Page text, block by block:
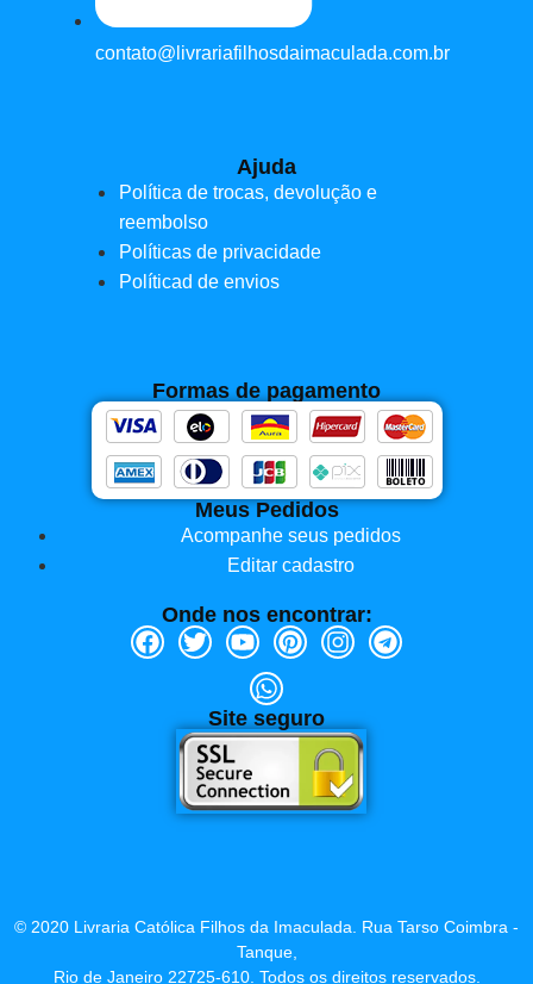
contato@livrariafilhosdaimaculada.com.br
Ajuda
Política de trocas, devolução e
reembolso
Políticas de privacidade
Políticad de envios
Formas de pagamento
Meus Pedidos
Acompanhe seus pedidos
Editar cadastro
Onde nos encontrar:
Site seguro
© 2020 Livraria Católica Filhos da Imaculada. Rua Tarso Coimbra -
Tanque,
Rio de Janeiro 22725-610. Todos os direitos reservados.